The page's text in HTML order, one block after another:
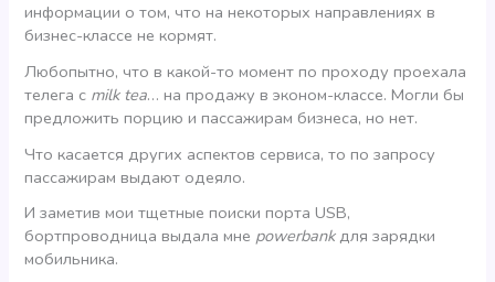
информации о том, что на некоторых направлениях в
бизнес-классе не кормят.
Любопытно, что в какой-то момент по проходу проехала
телега с milk tea… на продажу в эконом-классе. Могли бы
предложить порцию и пассажирам бизнеса, но нет.
Что касается других аспектов сервиса, то по запросу
пассажирам выдают одеяло.
И заметив мои тщетные поиски порта USB,
бортпроводница выдала мне powerbankдля зарядки
мобильника.